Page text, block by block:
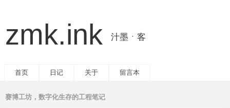
zmk.ink 汁墨ㆍ客
首页 日记 关于 留言本
赛博工坊，数字化生存的工程笔记